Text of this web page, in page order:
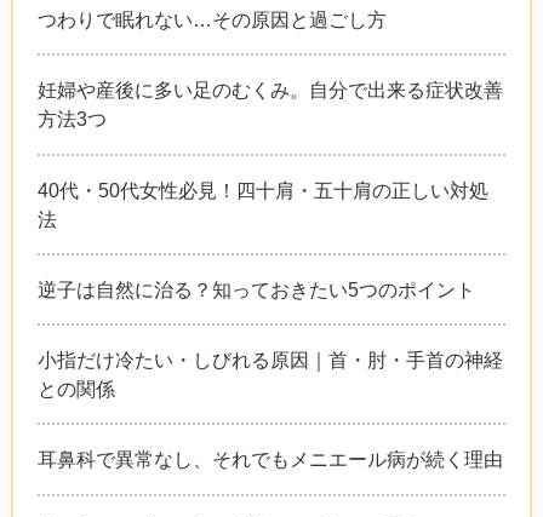
つわりで眠れない…その原因と過ごし方
妊婦や産後に多い足のむくみ。自分で出来る症状改善
方法3つ
40代・50代女性必見！四十肩・五十肩の正しい対処
法
逆子は自然に治る？知っておきたい5つのポイント
小指だけ冷たい・しびれる原因｜首・肘・手首の神経
との関係
耳鼻科で異常なし、それでもメニエール病が続く理由